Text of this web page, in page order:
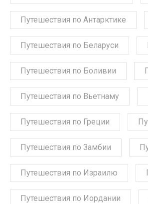
Путешествия по Антарктике
Путешествия по Беларуси
Путешествия по Боливии
Путешествия по Вьетнаму
Путешествия по Греции
Путешествия по Замбии
Путешествия по Израилю
Путешествия по Иордании